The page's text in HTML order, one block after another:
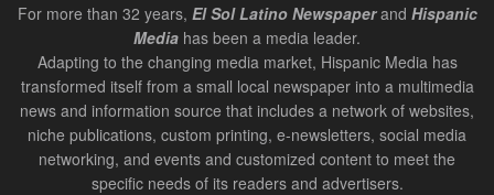
For more than 32 years, El Sol Latino Newspaperand Hispanic
Media has been a media leader.
Adapting to the changing media market, Hispanic Media has
transformed itself from a small local newspaper into a multimedia
news and information source that includes a network of websites,
niche publications, custom printing, e-newsletters, social media
networking, and events and customized content to meet the
specific needs of its readers and advertisers.